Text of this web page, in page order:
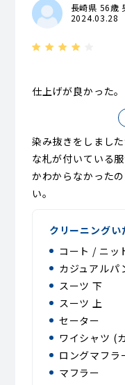
長崎県 56歳
2024.03.28
仕上げが良かった。
染み抜きをしまし
な札が付いている
かわからなかった
い。
クリーニング
コート / ニッ
カジュアルパ
スーツ 下
スーツ 上
セーター
ワイシャツ (
ロングマフラ
マフラー